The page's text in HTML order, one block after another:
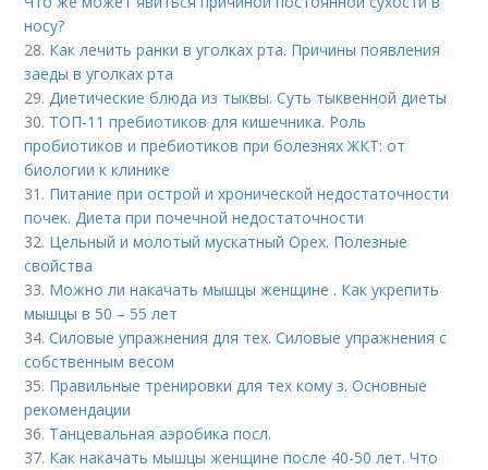
носу?
28. Как лечить ранки в уголках рта. Причины появления
заеды в уголках рта
29.Диетические блюда из тыквы. Суть тыквенной диеты
30. ТОП-11 пребиотиков для кишечника. Роль
пробиотиков и пребиотиков при болезнях ЖКТ: от
биологии к клинике
31. Питание при острой и хронической недостаточности
почек. Диета при почечной недостаточности
32. Цельный и молотый мускатный Орех. Полезные
свойства
33. Можно ли накачать мышцы женщине . Как укрепить
мышцы в 50 – 55 лет
34.Силовые упражнения для тех. Силовые упражнения с
собственным весом
35. Правильные тренировки для тех кому з. Основные
рекомендации
36. Танцевальная аэробика посл.
37. Как накачать мышцы женщине после 40-50 лет. Что